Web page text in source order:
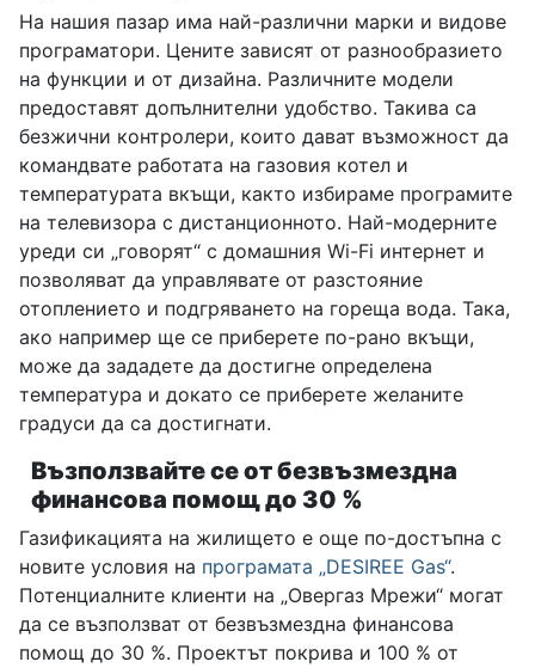
На нашия пазар има най-различни марки и видове
програматори. Цените зависят от разнообразието
на функции и от дизайна. Различните модели
предоставят допълнителни удобство. Такива са
безжични контролери, които дават възможност да
командвате работата на газовия котел и
температурата вкъщи, както избираме програмите
на телевизора с дистанционното. Най-модерните
уреди си „говорят“ с домашния Wi-Fi интернет и
позволяват да управлявате от разстояние
отоплението и подгряването на гореща вода. Така,
ако например ще се приберете по-рано вкъщи,
може да зададете да достигне определена
температура и докато се приберете желаните
градуси да са достигнати.
Възползвайте се от безвъзмездна
финансова помощ до 30 %
Газификацията на жилището е още по-достъпна с
новите условия на програмата „DESIREE Gas“.
Потенциалните клиенти на „Овергаз Мрежи“ могат
да се възползват от безвъзмездна финансова
помощ до 30 %. Проектът покрива и 100 % от